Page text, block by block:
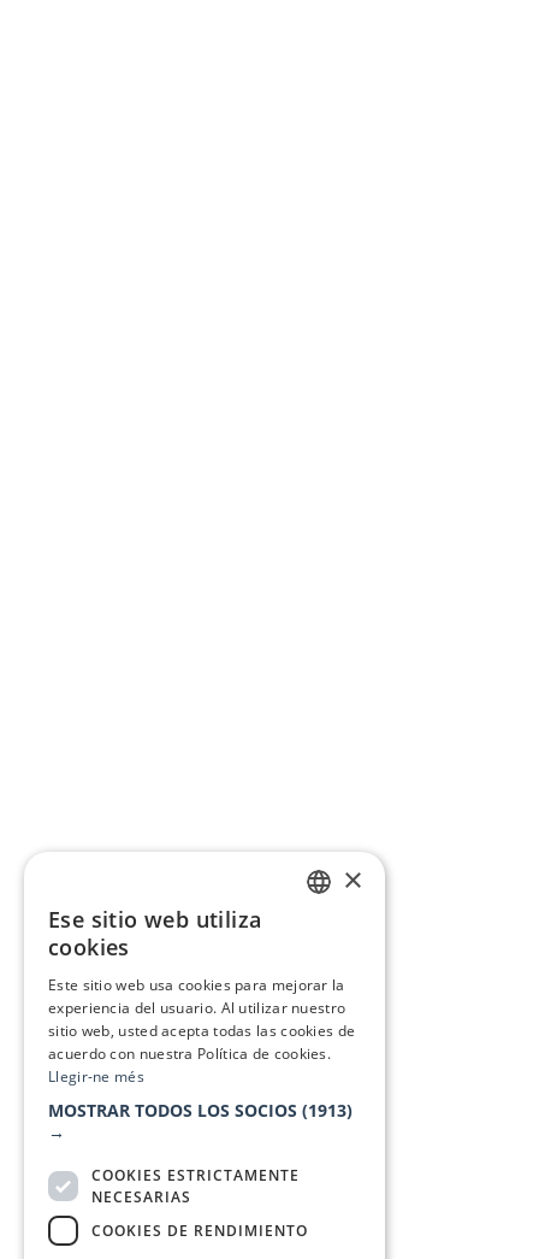
×
Ese sitio web utiliza
cookies
Este sitio web usa cookies para mejorar la
experiencia del usuario. Al utilizar nuestro
sitio web, usted acepta todas las cookies de
acuerdo con nuestra Política de cookies.
Llegir-ne més
MOSTRAR TODOS LOS SOCIOS (1913)
→
COOKIES ESTRICTAMENTE
NECESARIAS
COOKIES DE RENDIMIENTO